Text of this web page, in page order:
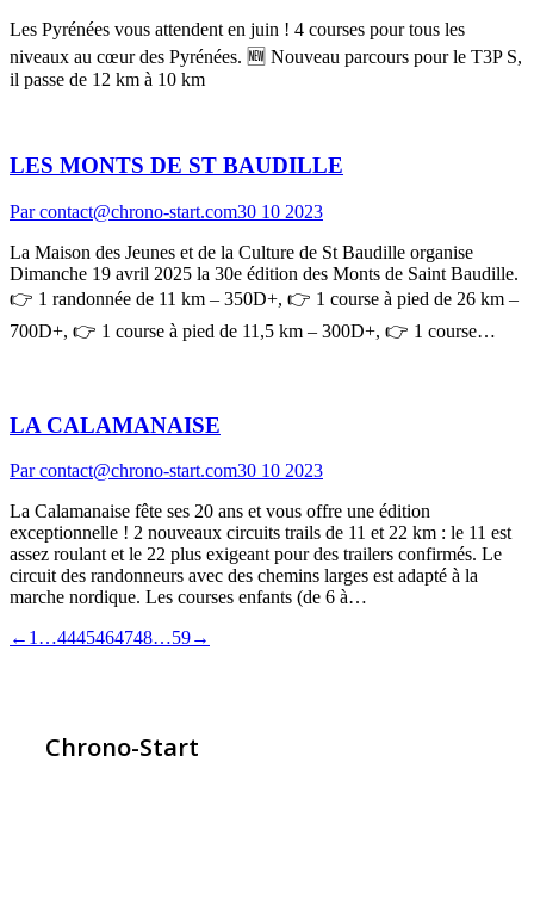
Les Pyrénées vous attendent en juin ! 4 courses pour tous les
niveaux au cœur des Pyrénées. 🆕 Nouveau parcours pour le T3P S,
il passe de 12 km à 10 km
LES MONTS DE ST BAUDILLE
Parcontact@chrono-start.com30 10 2023
La Maison des Jeunes et de la Culture de St Baudille organise
Dimanche 19 avril 2025 la 30e édition des Monts de Saint Baudille.
👉 1 randonnée de 11 km – 350D+, 👉 1 course à pied de 26 km –
700D+, 👉 1 course à pied de 11,5 km – 300D+, 👉 1 course…
LA CALAMANAISE
Parcontact@chrono-start.com30 10 2023
La Calamanaise fête ses 20 ans et vous offre une édition
exceptionnelle ! 2 nouveaux circuits trails de 11 et 22 km : le 11 est
assez roulant et le 22 plus exigeant pour des trailers confirmés. Le
circuit des randonneurs avec des chemins larges est adapté à la
marche nordique. Les courses enfants (de 6 à…
← 1 …4445464748…59→
Chrono-Start